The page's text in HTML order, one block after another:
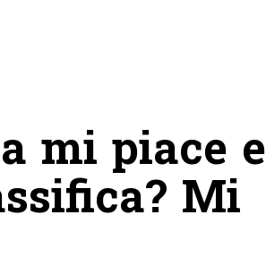
mi piace e
Mi